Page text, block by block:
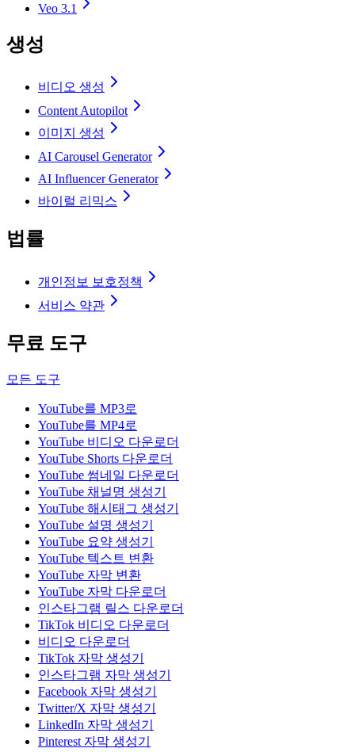
Veo 3.1
생성
비디오 생성
Content Autopilot
이미지 생성
AI Carousel Generator
AI Influencer Generator
바이럴 리믹스
법률
개인정보 보호정책
서비스 약관
무료 도구
모든 도구
YouTube를 MP3로
YouTube를 MP4로
YouTube 비디오 다운로더
YouTube Shorts 다운로더
YouTube 썸네일 다운로더
YouTube 채널명 생성기
YouTube 해시태그 생성기
YouTube 설명 생성기
YouTube 요약 생성기
YouTube 텍스트 변환
YouTube 자막 변환
YouTube 자막 다운로더
인스타그램 릴스 다운로더
TikTok 비디오 다운로더
비디오 다운로더
TikTok 자막 생성기
인스타그램 자막 생성기
Facebook 자막 생성기
Twitter/X 자막 생성기
LinkedIn 자막 생성기
Pinterest 자막 생성기